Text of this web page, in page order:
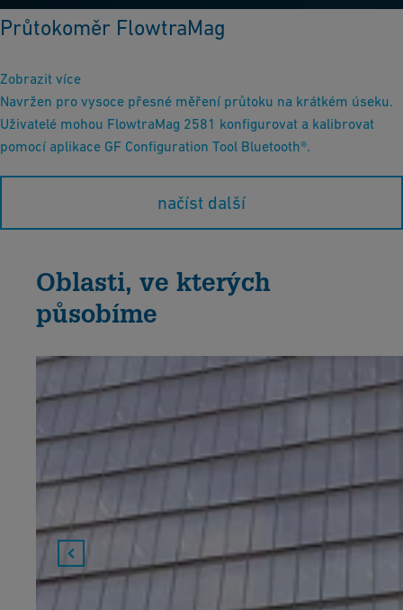
Průtokoměr FlowtraMag
Zobrazit více
Navržen pro vysoce přesné měření průtoku na krátkém úseku.
Uživatelé mohou FlowtraMag 2581 konfigurovat a kalibrovat
pomocí aplikace GF Configuration Tool Bluetooth®.
načíst další
Oblasti, ve kterých
působíme